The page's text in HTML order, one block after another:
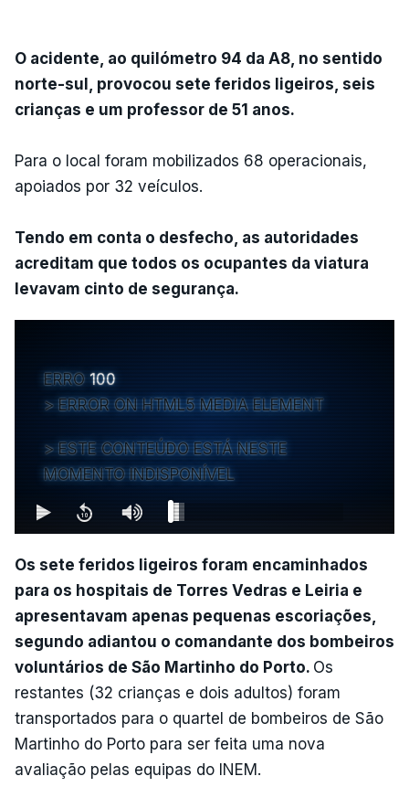
O acidente, ao quilómetro 94 da A8, no sentido
norte-sul, provocou sete feridos ligeiros, seis
crianças e um professor de 51 anos.
Para o local foram mobilizados 68 operacionais,
apoiados por 32 veículos.
Tendo em conta o desfecho, as autoridades
acreditam que todos os ocupantes da viatura
levavam cinto de segurança.
ERRO 100
ERROR ON HTML5 MEDIA ELEMENT
ESTE CONTEÚDO ESTÁ NESTE
MOMENTO INDISPONÍVEL
Os sete feridos ligeiros foram encaminhados
para os hospitais de Torres Vedras e Leiria e
apresentavam apenas pequenas escoriações,
segundo adiantou o comandante dos bombeiros
voluntários de São Martinho do Porto. Os
restantes (32 crianças e dois adultos) foram
transportados para o quartel de bombeiros de São
Martinho do Porto para ser feita uma nova
avaliação pelas equipas do INEM.